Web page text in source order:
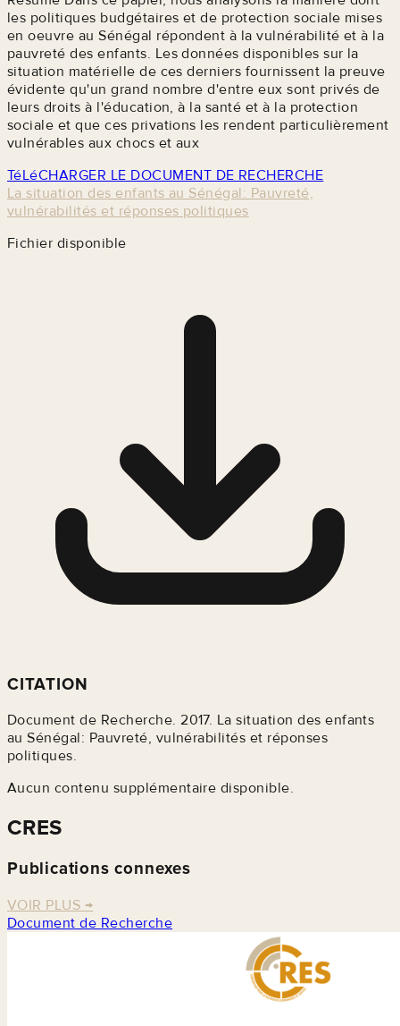
les politiques budgétaires et de protection sociale mises
en oeuvre au Sénégal répondent à la vulnérabilité et à la
pauvreté des enfants. Les données disponibles sur la
situation matérielle de ces derniers fournissent la preuve
évidente qu'un grand nombre d'entre eux sont privés de
leurs droits à l'éducation, à la santé et à la protection
sociale et que ces privations les rendent particulièrement
vulnérables aux chocs et aux
TéLéCHARGER LE DOCUMENT DE RECHERCHE
La situation des enfants au Sénégal: Pauvreté,
vulnérabilités et réponses politiques
Fichier disponible
CITATION
Document de Recherche. 2017. La situation des enfants
au Sénégal: Pauvreté, vulnérabilités et réponses
politiques.
Aucun contenu supplémentaire disponible.
CRES
Publications connexes
VOIR PLUS →
Document de Recherche